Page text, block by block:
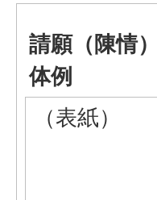
請願（陳情
体例
（表紙）